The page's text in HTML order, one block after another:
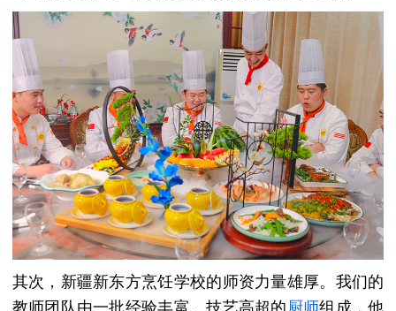
其次，新疆新东方烹饪学校的师资力量雄厚。我们的